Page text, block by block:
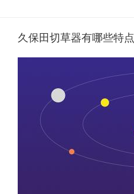
久保田切草器有哪些特点